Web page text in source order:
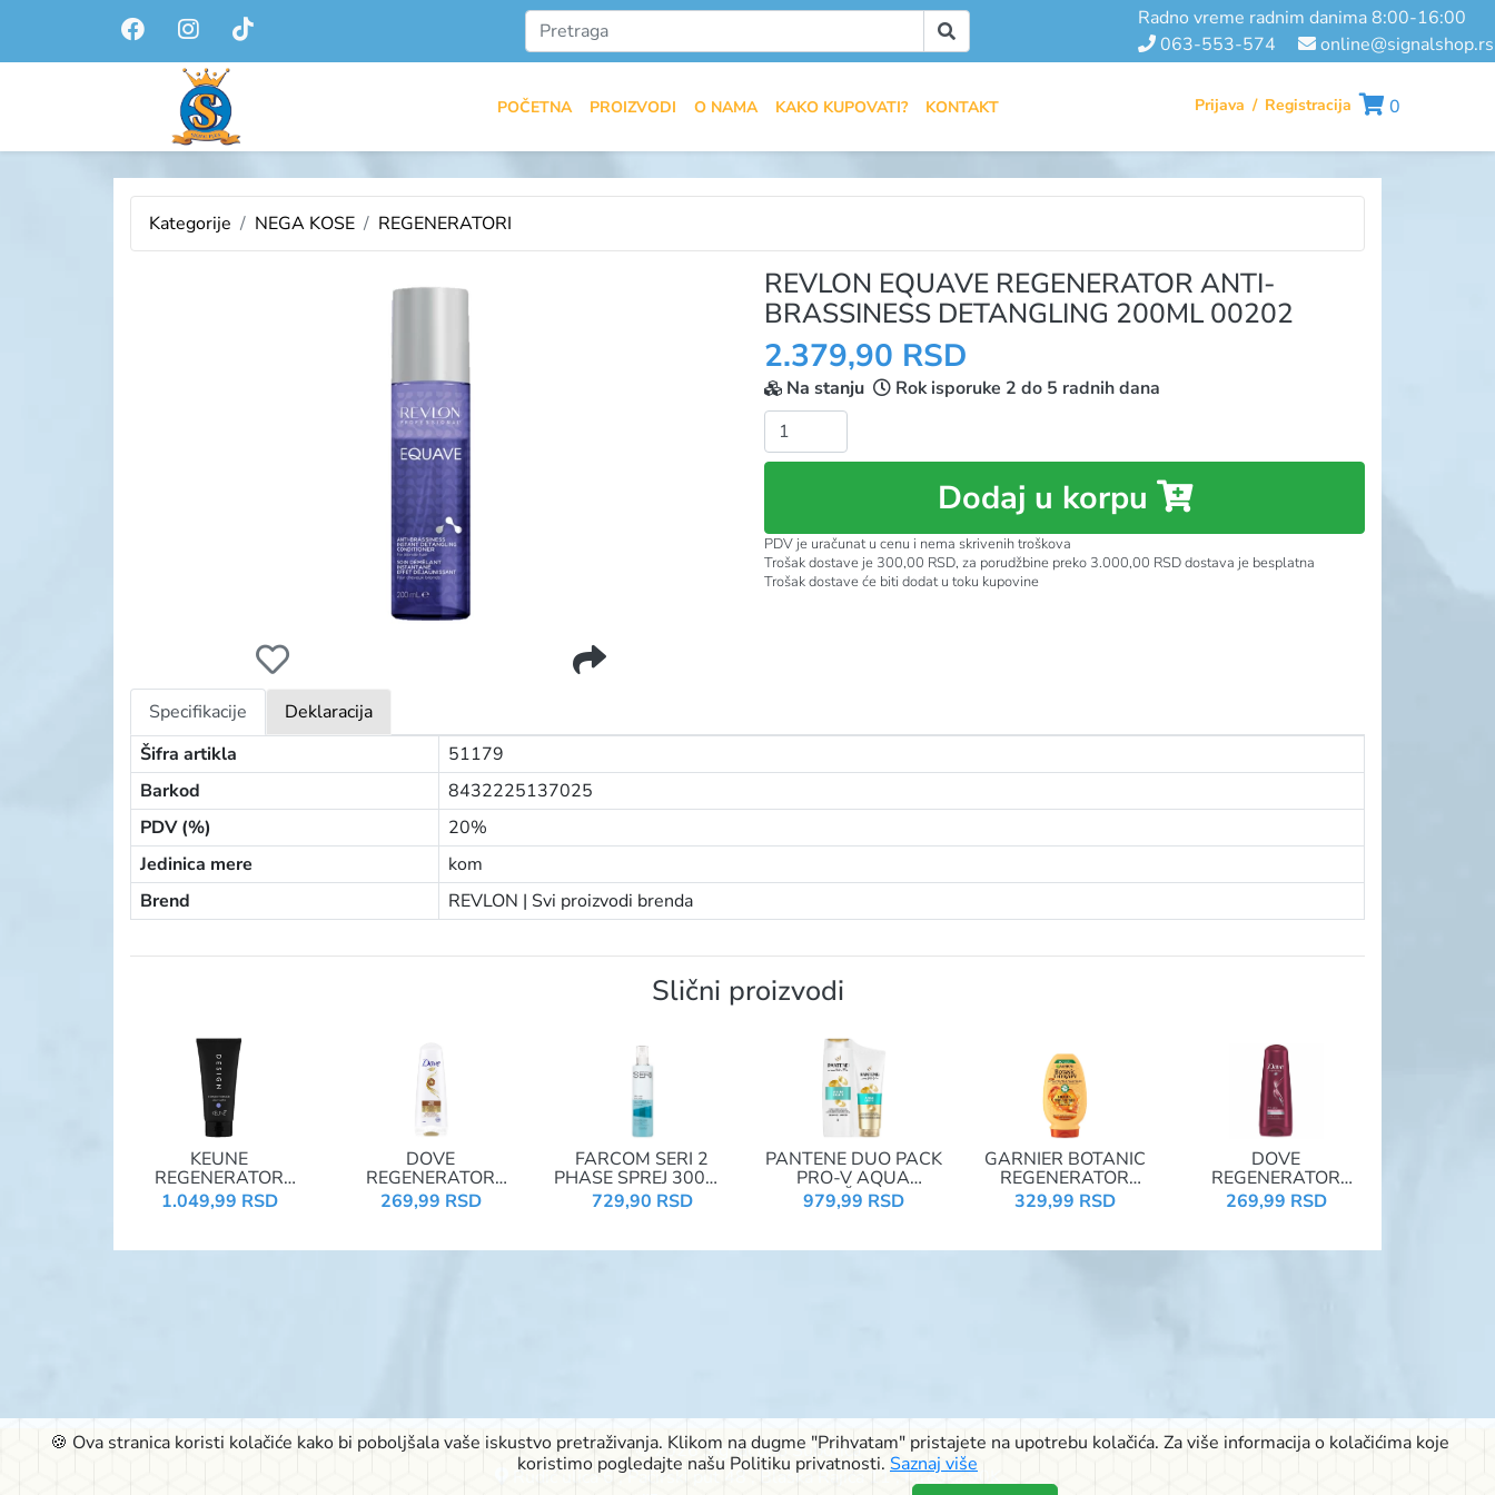
radno vreme radnim danima 8:00-16:00
063-553-574
online@signalshop.rs
POČETNA PROIZVODI O NAMA KAKO KUPOVATI? KONTAKT Prijava / Registracija 0
Kategorije NEGA KOSE REGENERATORI
REVLON EQUAVE REGENERATOR ANTI-
BRASSINESS DETANGLING 200ML 00202
2.379,90 RSD
Na stanju
Rok isporuke 2 do 5 radnih dana
Količina:
Dodaj u korpu
PDV je uračunat u cenu i nema skrivenih troškova
Trošak dostave je 300,00 RSD, za porudžbine preko 3.000,00 RSD dostava je besplatna
Trošak dostave će biti dodat u toku kupovine
Specifikacije
Deklaracija
Šifra artikla
51179
Barkod
8432225137025
PDV (%)
20%
Jedinica mere
kom
Brend
REVLON | Svi proizvodi brenda
Slični proizvodi
KEUNE
REGENERATOR
200ML DESIGN
SILVER REFLEX
1.049,99 RSD
DOVE
REGENERATOR
200ML ANTI FRIZZ
269,99 RSD
FARCOM SERI 2
PHASE SPREJ 300ML
ULTIMATE REVIVAL
PLAVI
729,90 RSD
PANTENE DUO PACK
PRO-V AQUA
LIGHT(ŠAMPON
400ML NUTRI-
220ML 3 MIN
979,99 RSD
GARNIER BOTANIC
REGENERATOR
200ML
HONEY&PROPOLIS
329,99 RSD
DOVE
REGENERATOR
200ML PRO AGE
269,99 RSD
© 2026 Signal doo Subotica
Rudić ulica 6,Pačirski put 48,Blaška Rajića 11,Kireška 90K
🍪 Ova stranica koristi kolačiće kako bi poboljšala vaše iskustvo pretraživanja. Klikom na dugme "Prihvatam" pristajete na upotrebu kolačića. Za više informacija o kolačićima koje
koristimo pogledajte našu Politiku privatnosti. Saznaj više